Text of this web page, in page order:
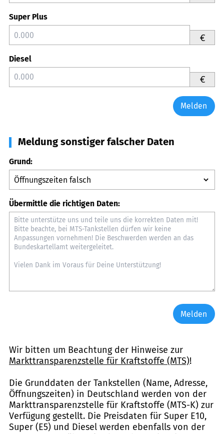
Super Plus
€
Diesel
€
Melden
Meldung sonstiger falscher Daten
Grund:
Übermittle die richtigen Daten:
Melden
Wir bitten um Beachtung der Hinweise zur
Markttransparenzstelle für Kraftstoffe (MTS)!
Die Grunddaten der Tankstellen (Name, Adresse,
Öffnungszeiten) in Deutschland werden von der
Markttransparenzstelle für Kraftstoffe (MTS-K) zur
Verfügung gestellt. Die Preisdaten für Super E10,
Super (E5) und Diesel werden ebenfalls von der